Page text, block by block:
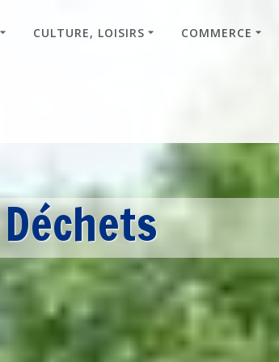
CULTURE, LOISIRS COMMERCE
Déchets